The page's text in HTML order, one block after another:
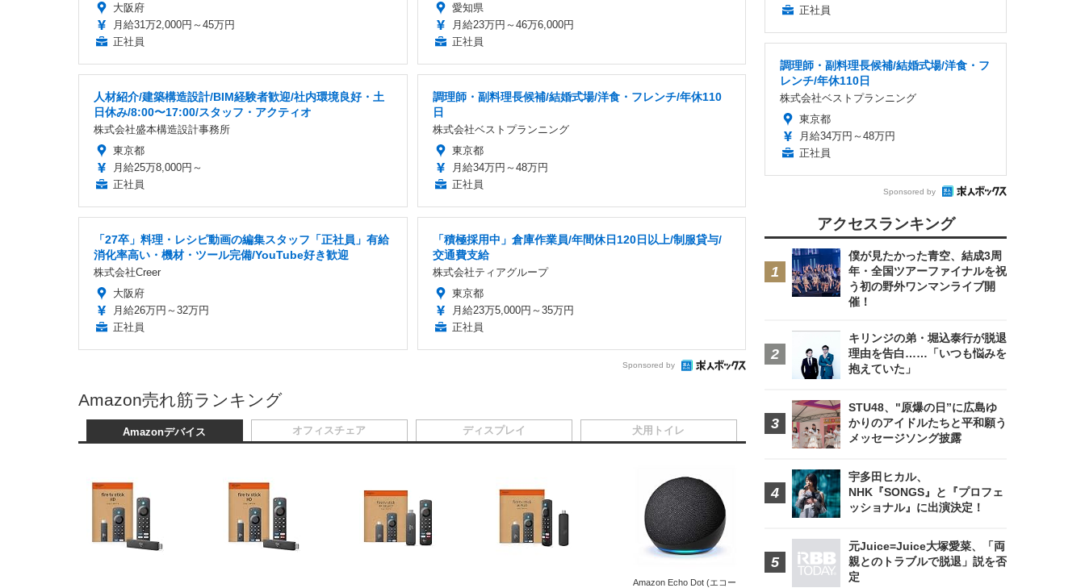
大阪府
月給31万2,000円～45万円
正社員
愛知県
月給23万円～46万6,000円
正社員
人材紹介/建築構造設計/BIM経験者歓迎/社内環境良好・土
日休み/8:00〜17:00/スタッフ・アクティオ
株式会社盛本構造設計事務所
東京都
月給25万8,000円～
正社員
調理師・副料理長候補/結婚式場/洋食・フレンチ/年休110
日
株式会社ベストプランニング
東京都
月給34万円～48万円
正社員
「27卒」料理・レシピ動画の編集スタッフ「正社員」有給
消化率高い・機材・ツール完備/YouTube好き歓迎
株式会社Creer
大阪府
月給26万円～32万円
正社員
「積極採用中」倉庫作業員/年間休日120日以上/制服貸与/
交通費支給
株式会社ティアグループ
東京都
月給23万5,000円～35万円
正社員
Sponsored by
Amazon売れ筋ランキング
Amazonデバイス
Amazon Echo Dot (エコー
オフィスチェア ディスプレイ 犬用トイレ
正社員
調理師・副料理長候補/結婚式場/洋食・フ
レンチ/年休110日
株式会社ベストプランニング
東京都
月給34万円～48万円
正社員
Sponsored by
アクセスランキング
僕が見たかった青空、結成3周
年・全国ツアーファイナルを祝
う初の野外ワンマンライブ開
催！
キリンジの弟・堀込泰行が脱退
理由を告白……「いつも悩みを
抱えていた」
STU48、"原爆の日”に広島ゆ
かりのアイドルたちと平和願う
メッセージソング披露
宇多田ヒカル、
NHK『SONGS』と『プロフェ
ッショナル』に出演決定！
元Juice=Juice大塚愛菜、「両
親とのトラブルで脱退」説を否
定